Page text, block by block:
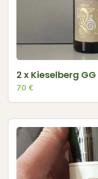
2 x Kieselberg
70 €